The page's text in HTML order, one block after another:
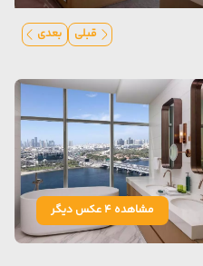
قبلی بعدی
مشاهده 4 عکس دیگر